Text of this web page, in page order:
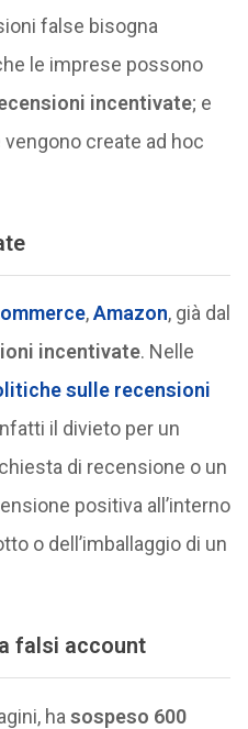
false bisogna
le imprese possono
incentivate; e
vengono create ad hoc
,Amazon, già dal
incentivate. Nelle
sulle recensioni
il divieto per un
di recensione o un
positiva all’interno
o dell’imballaggio di un
falsi account
ha sospeso 600